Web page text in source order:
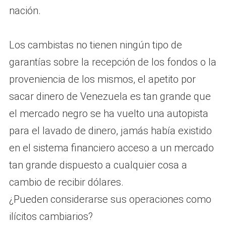
nación.
Los cambistas no tienen ningún tipo de
garantías sobre la recepción de los fondos o la
proveniencia de los mismos, el apetito por
sacar dinero de Venezuela es tan grande que
el mercado negro se ha vuelto una autopista
para el lavado de dinero, jamás había existido
en el sistema financiero acceso a un mercado
tan grande dispuesto a cualquier cosa a
cambio de recibir dólares.
¿Pueden considerarse sus operaciones como
ilícitos cambiarios?